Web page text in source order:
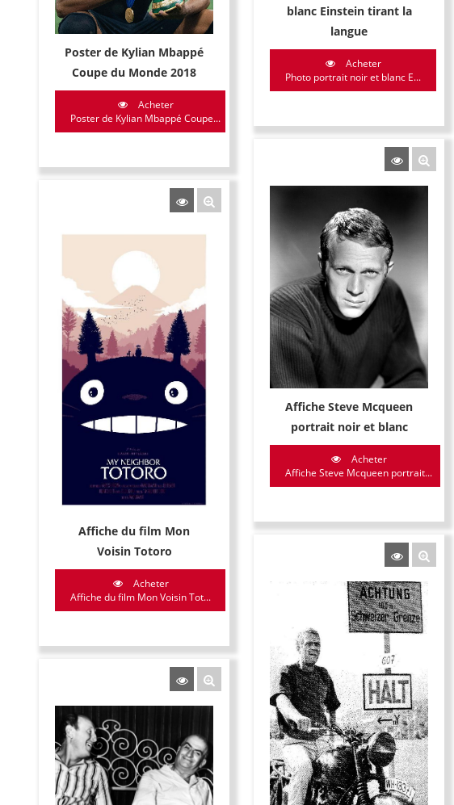
blanc Einstein tirant la
langue
Acheter
Photo portrait noir et blanc E...
Poster de Kylian Mbappé
Coupe du Monde 2018
Acheter
Poster de Kylian Mbappé Coupe...
Affiche Steve Mcqueen
portrait noir et blanc
Acheter
Affiche Steve Mcqueen portrait...
Affiche du film Mon
Voisin Totoro
Acheter
Affiche du film Mon Voisin Tot...